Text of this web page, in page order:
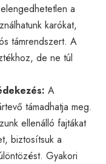
a
karókat,
támrendszert. A
de ne túl
A
támadhatja meg.
ellenálló fajtákat
biztosítsuk a
Gyakori